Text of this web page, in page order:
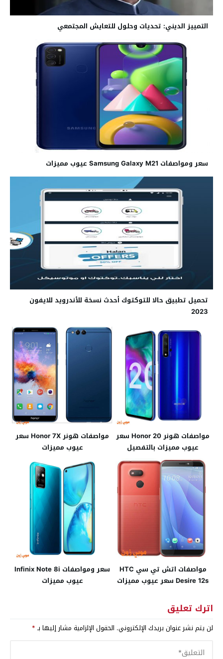
التمييز الديني: تحديات وحلول للتعايش المجتمعي
سعر ومواصفات Samsung Galaxy M21 عيوب مميزات
تحميل تطبيق حالا للتوكتوك أحدث نسخة للأندرويد للايفون
2023
مواصفات هونر Honor 20 سعر
عيوب مميزات بالتفصيل
مواصفات هونر Honor 7X سعر
عيوب مميزات
مواصفات اتش تي سي HTC
Desire 12s سعر عيوب مميزات
سعر ومواصفات Infinix Note 8i
عيوب مميزات
اترك تعليق
لن يتم نشر عنوان بريدك الإلكتروني. الحقول الإلزامية مشار إليها بـ*